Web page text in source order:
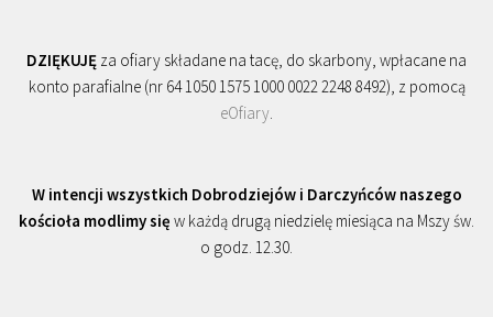
DZIĘKUJĘ za ofiary składane na tacę, do skarbony, wpłacane na
konto parafialne (nr 64 1050 1575 1000 0022 2248 8492), z pomocą
eOfiary.
W intencji wszystkich Dobrodziejów i Darczyńców naszego
kościoła modlimy się w każdą drugą niedzielę miesiąca na Mszy św.
o godz. 12.30.